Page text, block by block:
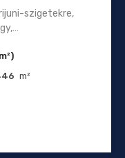
szigetekre,
m²